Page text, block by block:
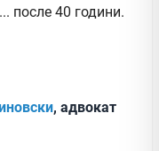
после 40 години.
, адвокат